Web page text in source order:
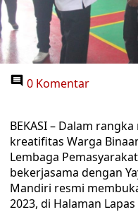
0 Komentar
BEKASI – Dalam
kreatifitas Warga
Lembaga
bekerjasama dengan
Mandiri resmi
2023, di Halaman